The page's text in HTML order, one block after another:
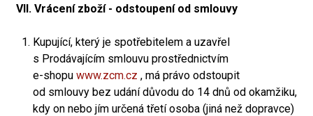
VII. Vrácení zboží - odstoupení od smlouvy
Kupující, který je spotřebitelem a uzavřel
s Prodávajícím smlouvu prostřednictvím
e-shopu www.zcm.cz , má právo odstoupit
od smlouvy bez udání důvodu do 14 dnů od okamžiku,
kdy on nebo jím určená třetí osoba (jiná než dopravce)